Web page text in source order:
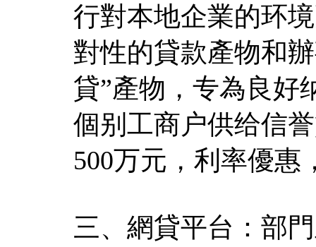
行對本地企業的环
對性的貸款產物和
貸”產物，专為良好
個别工商户供给信
500万元，利率優惠
三、網貸平台：部